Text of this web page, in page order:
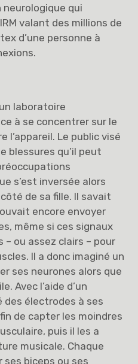
qui
valant des millions de
d’une personne à
laboratoire
à se concentrer sur le
l’appareil. Le public visé
blessures qu’il peut
s’est inversée alors
de sa fille. Il savait
encore envoyer
même si ces signaux
ou assez clairs – pour
Il a donc imaginé un
ses neurones alors que
Avec l’aide d’un
des électrodes à ses
de capter les moindres
puis il les a
musicale. Chaque
biceps ou ses